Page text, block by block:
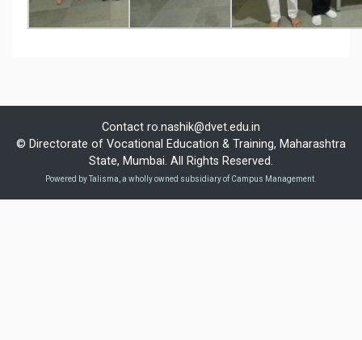
Contact ro.nashik@dvet.edu.in
© Directorate of Vocational Education & Training, Maharashtra
State, Mumbai. All Rights Reserved.
Powered by Talisma, a wholly owned subsidiary of Campus Management.